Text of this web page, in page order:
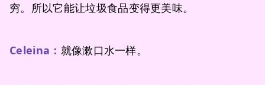
穷。所以它能让垃圾食品变得更美味。
Celeina： 就像漱口水一样。